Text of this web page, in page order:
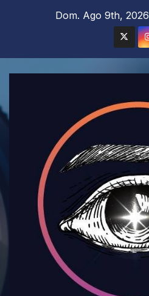
Dom. Ago 9th, 2026